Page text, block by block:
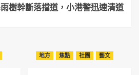
樹幹斷落擋道，小港警迅速清道
地方 焦點 社團 藝文